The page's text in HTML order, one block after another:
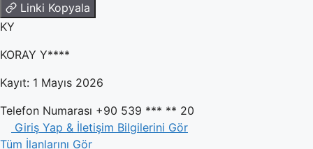
Linki Kopyala
KY
KORAY Y****
Kayıt: 1 Mayıs 2026
Telefon Numarası +90 539 *** ** 20
Giriş Yap & İletişim Bilgilerini Gör
Tüm İlanlarını Gör